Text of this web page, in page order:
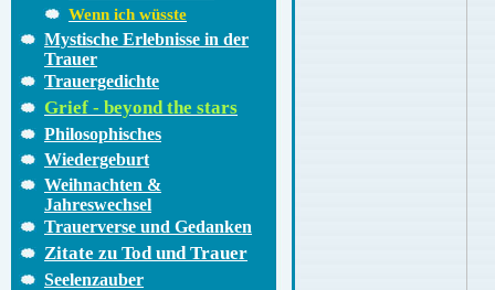
Wenn ich wüsste
Mystische Erlebnisse in der
Trauer
Trauergedichte
Grief - beyond the stars
Philosophisches
Wiedergeburt
Weihnachten &
Jahreswechsel
Trauerverse und Gedanken
Zitate zu Tod und Trauer
Seelenzauber